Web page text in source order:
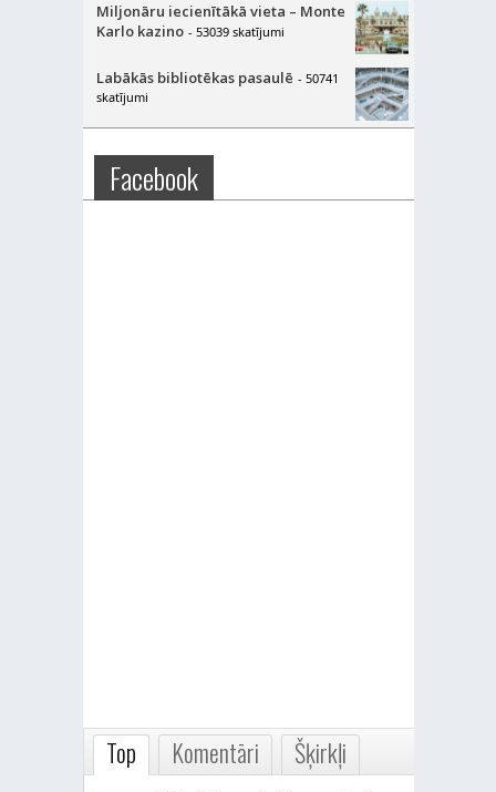
Miljonāru iecienītākā vieta – Monte
Karlo kazino - 53039 skatījumi
Labākās bibliotēkas pasaulē - 50741
skatījumi
Facebook
Top Komentāri Šķirkļi